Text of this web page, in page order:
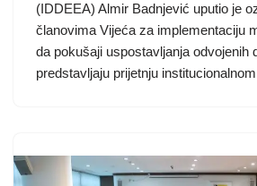
(IDDEEA) Almir Badnjević uputio je
članovima Vijeća za implementaciju
da pokušaji uspostavljanja odvojenih
predstavljaju prijetnju